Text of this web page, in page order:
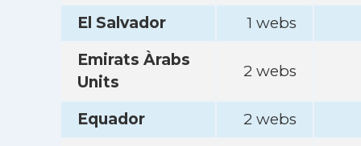
El Salvador
1 webs
Emirats Àrabs
Units
2 webs
Equador
2 webs